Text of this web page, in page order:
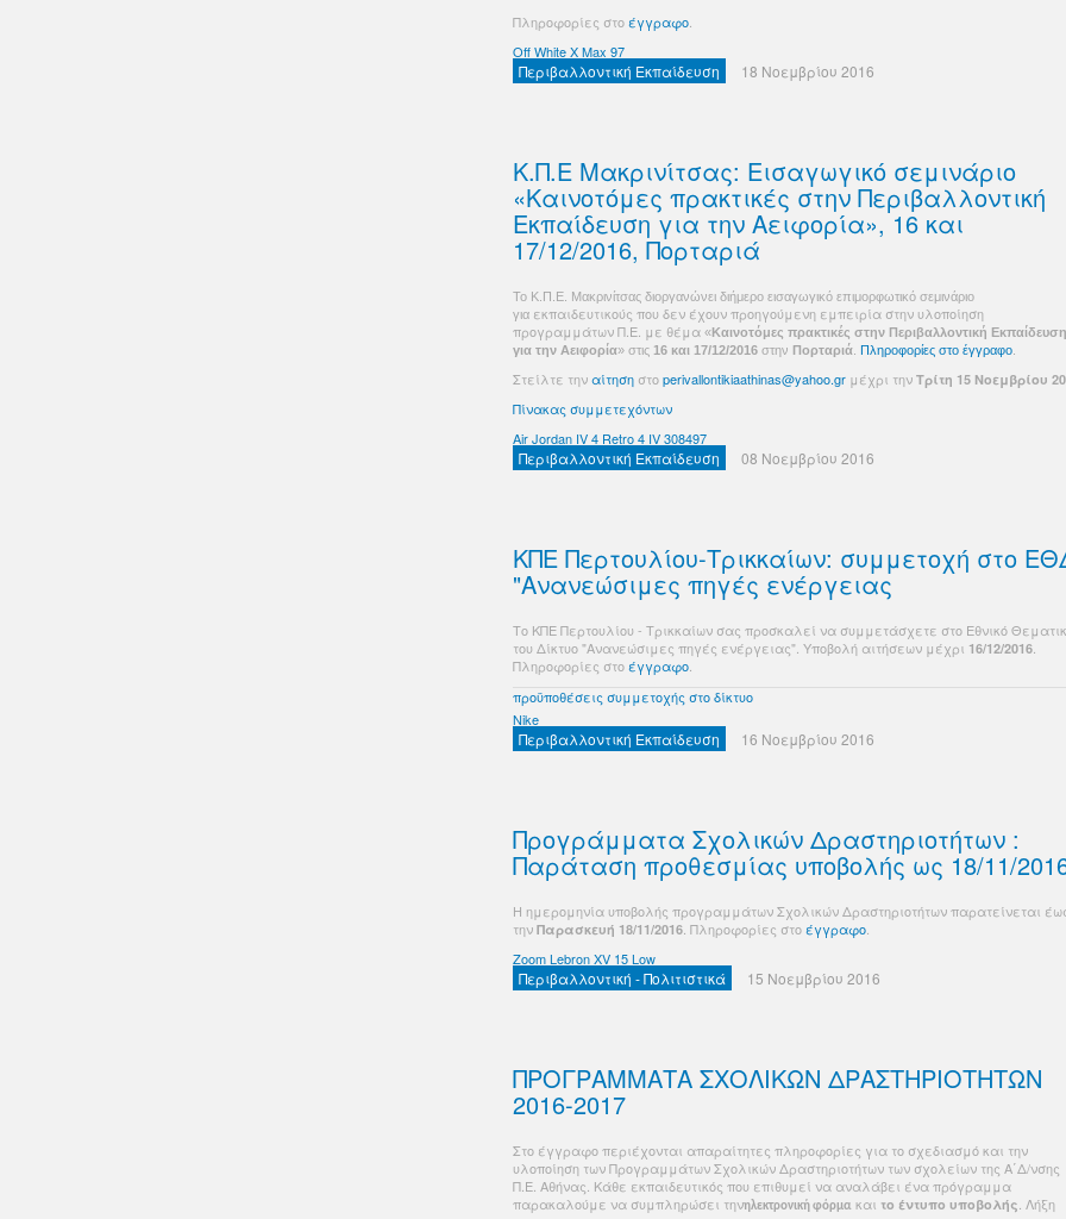
Πληροφορίες στοέγγραφο
Off White X Max 97
Περιβαλλοντική Εκπαίδευση 18 Νοεμβρίου 2016
Κ.Π.Ε Μακρινίτσας: Εισαγωγικό σεμινάριο
«Καινοτόμες πρακτικές στην Περιβαλλοντική
Εκπαίδευση για την Αειφορία», 16 και
17/12/2016, Πορταριά
Το Κ.Π.Ε. Μακρινίτσας διοργανώνει διήμερο εισαγωγικό επιμορφωτικό σεμινάριο
για εκπαιδευτικούς που δεν έχουν προηγούμενη εμπειρία στην υλοποίηση
προγραμμάτων Π.Ε. με θέμα «Καινοτόμες πρακτικές στην Περιβαλλοντική Εκπαίδευση
για την Αειφορία» στις 16 και 17/12/2016 στην Πορταριά Πληροφορίες στο έγγραφο
Στείλτε τηναίτηση στοperivallontikiaathinas@yahoo.gr μέχρι την Τρίτη 15 Νοεμβρίου
Πίνακας συμμετεχόντων
Air Jordan IV 4 Retro 4 IV 308497
Περιβαλλοντική Εκπαίδευση 08 Νοεμβρίου 2016
ΚΠΕ Περτουλίου-Τρικκαίων: συμμετοχή στο
"Ανανεώσιμες πηγές ενέργειας
Το ΚΠΕ Περτουλίου - Τρικκαίων σας προσκαλεί να συμμετάσχετε στο Εθνικό
του Δίκτυο "Ανανεώσιμες πηγές ενέργειας". Υποβολή αιτήσεων μέχρι 16/12/2016
Πληροφορίες στοέγγραφο
προϋποθέσεις συμμετοχής στο δίκτυο
Nike
Περιβαλλοντική Εκπαίδευση 16 Νοεμβρίου 2016
Προγράμματα Σχολικών Δραστηριοτήτων :
Παράταση προθεσμίας υποβολής ως 18/11/
H ημερομηνία υποβολής προγραμμάτων Σχολικών Δραστηριοτήτων παρατείνεται
την Παρασκευή 18/11/2016 . Πληροφορίες στοέγγραφο
Zoom Lebron XV 15 Low
Περιβαλλοντική - Πολιτιστικά 15 Νοεμβρίου 2016
ΠΡΟΓΡΑΜΜΑΤΑ ΣΧΟΛΙΚΩΝ ΔΡΑΣΤΗΡΙΟΤΗΤΩΝ
2016-2017
Στο έγγραφο περιέχονται απαραίτητες πληροφορίες για το σχεδιασμό και την
υλοποίηση των Προγραμμάτων Σχολικών Δραστηριοτήτων των σχολείων της Α΄Δ/νσης
Π.Ε. Αθήνας. Κάθε εκπαιδευτικός που επιθυμεί να αναλάβει ένα πρόγραμμα
παρακαλούμε να συμπληρώσει τηνηλεκτρονική φόρμα και το έντυπο υποβολής . Λήξη